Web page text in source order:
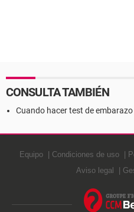
CONSULTA TAMBIÉN
Cuando hacer test de embarazo
Equipo Condiciones de uso
Aviso legal